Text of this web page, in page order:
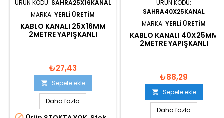
ÜRÜN KODU: SAHRA25X16KANAL
MARKA: YERLI ÜRETIM
KABLO KANALI 25X16MM
2METRE YAPIŞKANLI
₺27,43
 Sepete ekle
Daha fazla
ÜRÜN KODU:
SAHRA40X25KANAL
MARKA: YERLI ÜRETIM
KABLO KANALI 40X25MM
2METRE YAPIŞKANLI
₺88,29
 Sepete ekle
Daha fazla